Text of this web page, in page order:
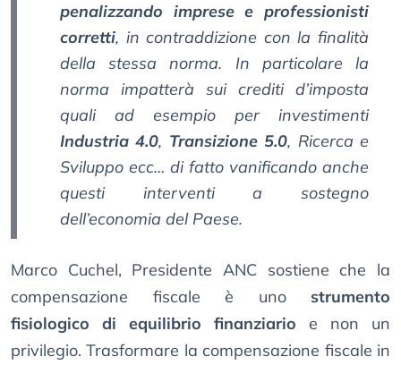
penalizzando imprese e professionisti
corretti, in contraddizione con la finalità
della stessa norma. In particolare la
norma impatterà sui crediti d’imposta
quali ad esempio per investimenti
Industria 4.0, Transizione 5.0, Ricerca e
Sviluppo ecc… di fatto vanificando anche
questi interventi a sostegno
dell’economia del Paese.
Marco Cuchel, Presidente ANC sostiene che la
compensazione fiscale è uno strumento
fisiologico di equilibrio finanziario e non un
privilegio. Trasformare la compensazione fiscale in